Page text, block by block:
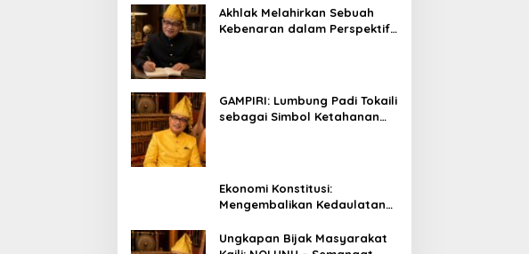
Akhlak Melahirkan Sebuah
Kebenaran dalam Perspektif
GAMPIRI: Lumbung Padi Tokaili
sebagai Simbol Ketahanan
Ekonomi Konstitusi:
Mengembalikan Kedaulatan
Umat
Ungkapan Bijak Masyarakat